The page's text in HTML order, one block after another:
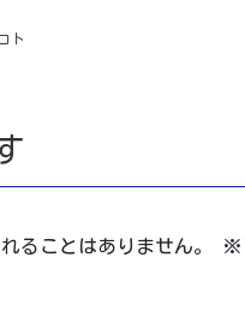
ト
ることはありません。 ※